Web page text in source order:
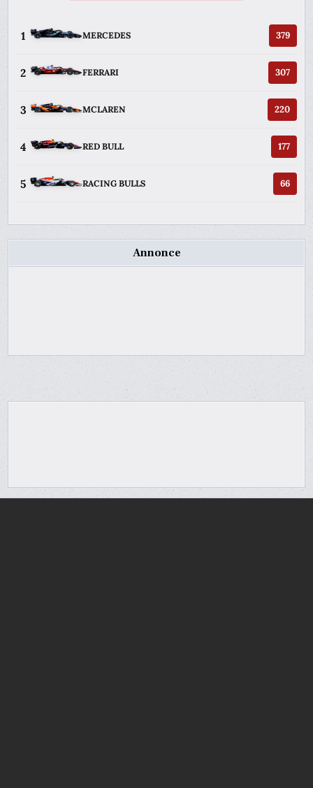
1 MERCEDES 379
2 FERRARI 307
3 MCLAREN 220
4 RED BULL 177
5 RACING BULLS 66
Annonce